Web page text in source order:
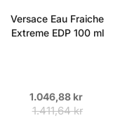
Versace Eau Fraiche
Extreme EDP 100 ml
1.046,88 kr
1.411,64 kr